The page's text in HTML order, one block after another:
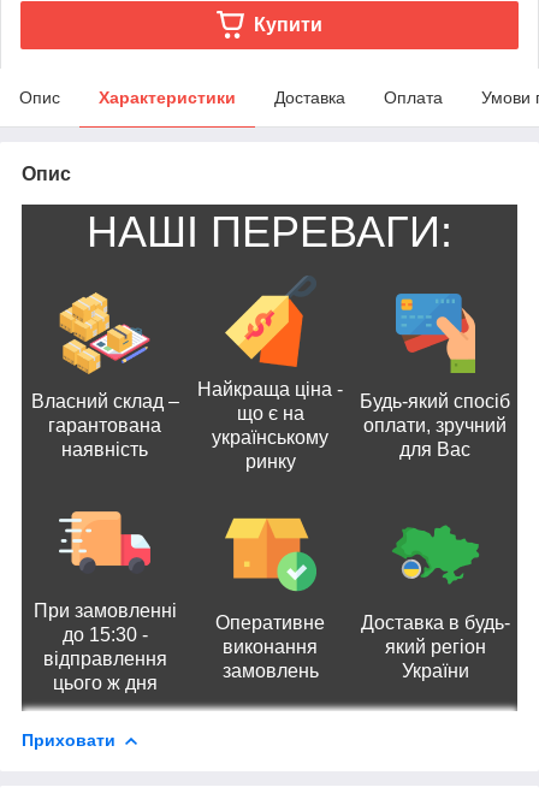
Купити
Опис Характеристики Доставка Оплата Умови
Опис
НАШІ ПЕРЕВАГИ:
Власний склад –
гарантована
наявність
Найкраща ціна -
що є на
українському
ринку
Будь-який спосіб
оплати, зручний
для Вас
При замовленні
до 15:30 -
відправлення
цього ж дня
Оперативне
виконання
замовлень
Доставка в будь-
який регіон
України
Приховати